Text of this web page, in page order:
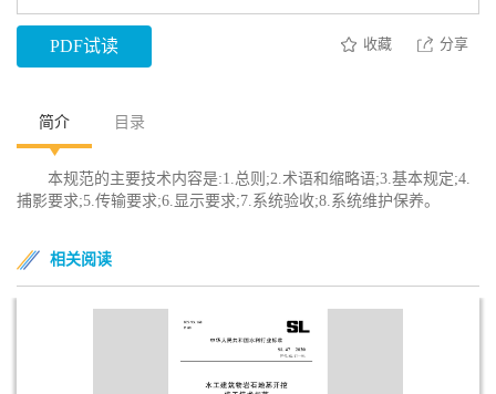
PDF试读 收藏 分享
简介 目录
本规范的主要技术内容是:1.总则;2.术语和缩略语;3.基本规定;4.
捕影要求;5.传输要求;6.显示要求;7.系统验收;8.系统维护保养。
相关阅读